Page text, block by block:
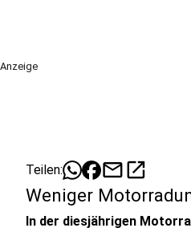
Anzeige
Teilen: mailopen_in_new
Weniger
In der diesjährigen